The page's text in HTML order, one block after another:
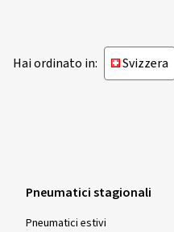
Hai ordinato in: Svizzera
Pneumatici stagionali
Pneumatici estivi